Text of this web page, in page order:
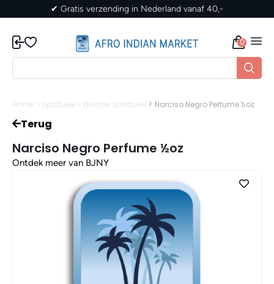
✔ Gratis verzending in Nederland vanaf 40,-
0
Home > Spiritueel > Diverse Spiritueel > Narciso Negro Perfume ½oz
Terug
Narciso Negro Perfume ½oz
Ontdek meer van BJNY